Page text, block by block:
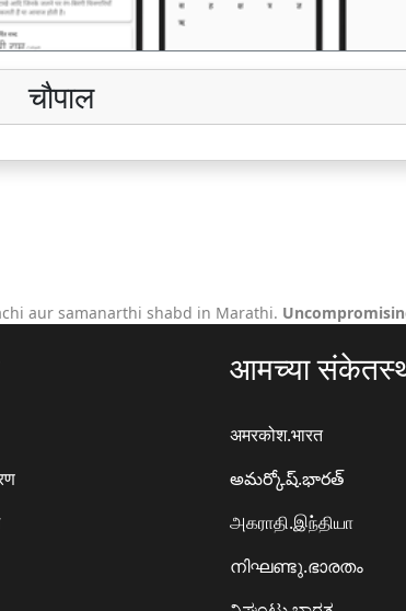
चौपाल
aur samanarthi shabd in Marathi.
आमच्या
अमरकोश.भारत
అమర్కోష్.భారత్
அகராதி.இந்தியா
നിഘണ്ടു.ഭാരതം